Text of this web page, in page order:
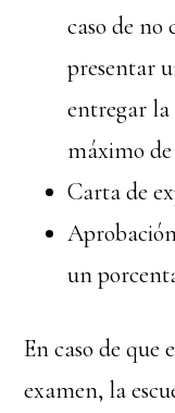
caso de no
presentar
entregar
máximo de
Carta de
un
En caso de que
examen, la